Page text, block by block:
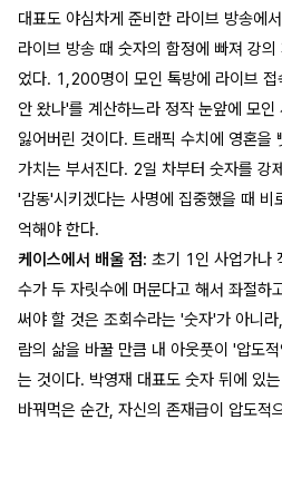
대표도 야심차게 준비한 라이브 방송에
라이브 방송 때 숫자의 함정에 빠져 강
었다. 1,200명이 모인 톡방에 라이브
안 왔나'를 계산하느라 정작 눈앞에 모
잃어버린 것이다. 트래픽 수치에 영혼을
가치는 부서진다. 2일 차부터 숫자를 강
'감동'시키겠다는 사명에 집중했을 때 비
억해야 한다.
케이스에서 배울 점: 초기 1인 사업가나
수가 두 자릿수에 머문다고 해서 좌절하
써야 할 것은 조회수라는 '숫자'가 아니
람의 삶을 바꿀 만큼 내 아웃풋이 '압도
는 것이다. 박영재 대표도 숫자 뒤에 있
바꿔먹은 순간, 자신의 존재급이 압도적